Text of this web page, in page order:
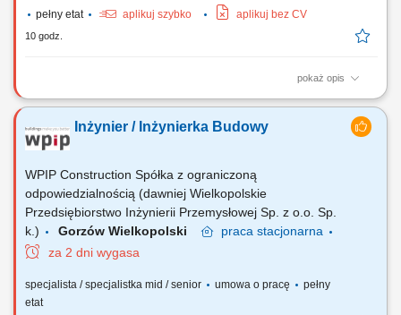
pełny etat
aplikuj szybko aplikuj bez CV
10 godz.
pokaż opis
Montaż i budowa tras oraz linii kablowych. Instalacja gniazdek,
przełączników i kompletnych instalacji elektrycznych. Montaż urządzeń
sterowania i oświetlenia. Montaż rozdzielnic i szaf sterowniczych.
Inżynier / Inżynierka Budowy
WPIP Construction Spółka z ograniczoną
odpowiedzialnością (dawniej Wielkopolskie
Przedsiębiorstwo Inżynierii Przemysłowej Sp. z o.o. Sp.
k.)
Gorzów Wielkopolski praca stacjonarna
za 2 dni wygasa
specjalista / specjalistka mid / senior umowa o pracę
pełny
etat